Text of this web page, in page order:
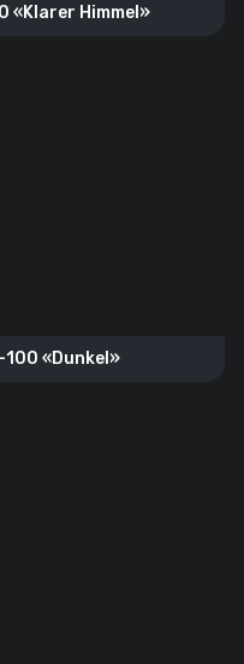
«Klarer Himmel»
100 «Dunkel»